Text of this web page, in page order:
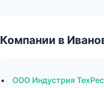
Компании в
ООО Индустрия